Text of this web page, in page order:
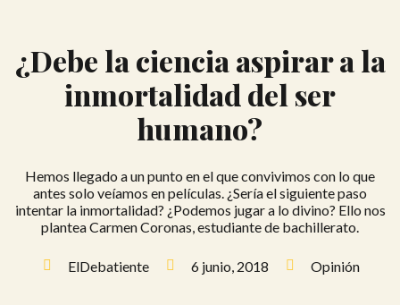
¿Debe la ciencia aspirar a la
inmortalidad del ser
humano?
Hemos llegado a un punto en el que convivimos con lo que
antes solo veíamos en películas. ¿Sería el siguiente paso
intentar la inmortalidad? ¿Podemos jugar a lo divino? Ello nos
plantea Carmen Coronas, estudiante de bachillerato.
ElDebatiente 6 junio, 2018 Opinión